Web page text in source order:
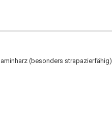
(besonders strapazierfähig)